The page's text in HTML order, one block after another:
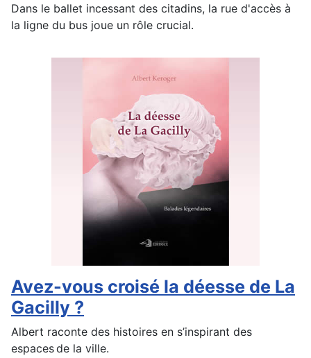
Dans le ballet incessant des citadins, la rue d'accès à
la ligne du bus joue un rôle crucial.
Avez-vous croisé la déesse de La
Gacilly ?
Albert raconte des histoires en s’inspirant des
espaces de la ville.